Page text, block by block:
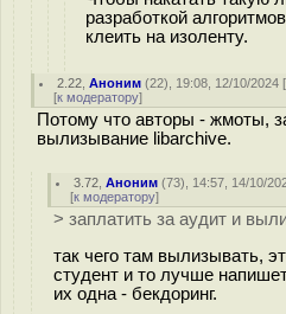
разработкой
клеить на изоленту.
2.22 ,Аноним (22), 19:08, 12/10/2024 [
[к модератору]
Потому что авторы - жмоты,
вылизывание libarchive.
3.72 ,Аноним (73), 14:57, 14/10/
[к модератору]
> заплатить за аудит и
так чего там вылизывать,
студент и то лучше
их одна - бекдоринг.